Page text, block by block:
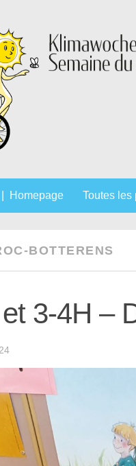
Homepage Toutes
BOTTERENS
3-4H –